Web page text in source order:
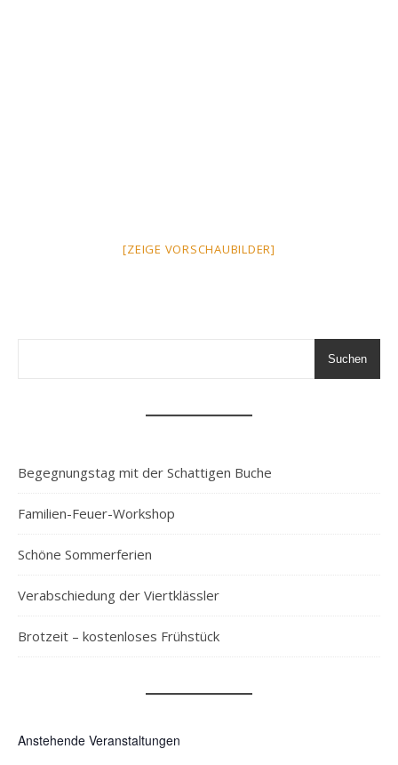
[ZEIGE VORSCHAUBILDER]
Suchen
Begegnungstag mit der Schattigen Buche
Familien-Feuer-Workshop
Schöne Sommerferien
Verabschiedung der Viertklässler
Brotzeit – kostenloses Frühstück
Anstehende Veranstaltungen